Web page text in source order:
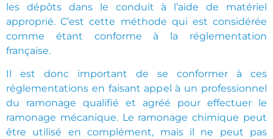
les dépôts dans le conduit à l’aide de matériel
approprié. C’est cette méthode qui est considérée
comme étant conforme à la réglementation
française.
Il est donc important de se conformer à ces
réglementations en faisant appel à un professionnel
du ramonage qualifié et agréé pour effectuer le
ramonage mécanique. Le ramonage chimique peut
être utilisé en complément, mais il ne peut pas